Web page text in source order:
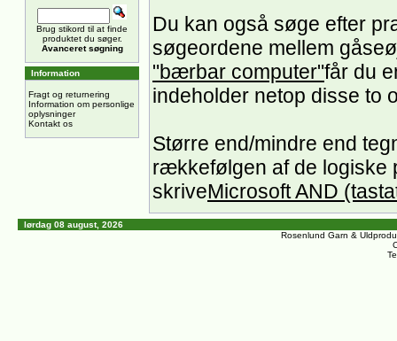
Brug stikord til at finde
produktet du søger.
Avanceret søgning
Information
Fragt og returnering
Information om personlige
oplysninger
Kontakt os
Du kan også søge efter
søgeordene mellem
"bærbar computer"får du
indeholder netop disse to
Større end/mindre end
rækkefølgen af de logiske
skriveMicrosoft AND
lørdag 08 august, 2026
Rosenlund Garn &